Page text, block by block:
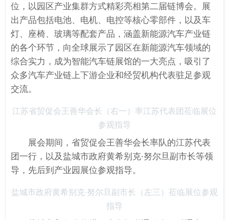
位，以园区产业集群方式精彩亮相第二届链博会。展
出产品包括电池、电机、电控等核心零部件，以及车
灯、座椅、玻璃等配套产品，涵盖新能源汽车产业链
的各个环节，向全球展示了园区在新能源汽车领域的
综合实力，成为智能汽车链展馆的一大亮点，吸引了
众多汽车产业链上下游企业和经贸机构代表驻足参观
交流。
江苏省贸促会王善华会长（右一）率江苏代表团莅临展位
参观指导
展会期间，省贸促会王善华会长率队的江苏代表
团一行，以及盐城市政府黄希别克·努尔旦副市长等领
导，先后到产业园展位参观指导。
盐城市政府黄希别克·努尔旦副市长（左三）莅临展位参观
指导